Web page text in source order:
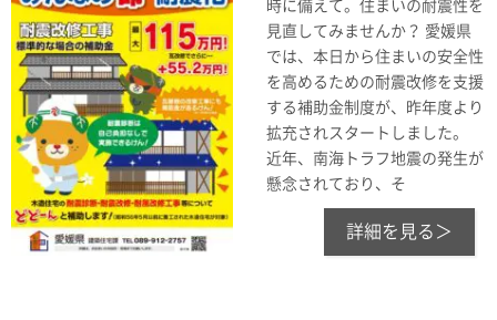
時に備えて。住まいの耐震性を
見直してみませんか？ 愛媛県
では、本日から住まいの安全性
を高めるための耐震改修を支援
する補助金制度が、昨年度より
拡充されスタートしました。
近年、南海トラフ地震の発生が
懸念されており、そ
詳細を見る＞